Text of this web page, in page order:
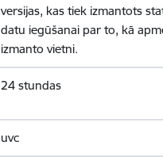
versijas, kas tiek izmantots
datu iegūšanai par to, kā
izmanto vietni.
24 stundas
uvc